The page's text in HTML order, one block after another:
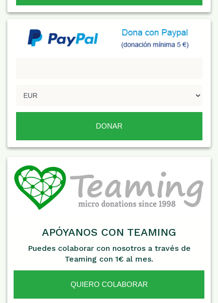
APÓYANOS CON TEAMING
Puedes colaborar con nosotros a través de
Teaming con 1€ al mes.
QUIERO COLABORAR